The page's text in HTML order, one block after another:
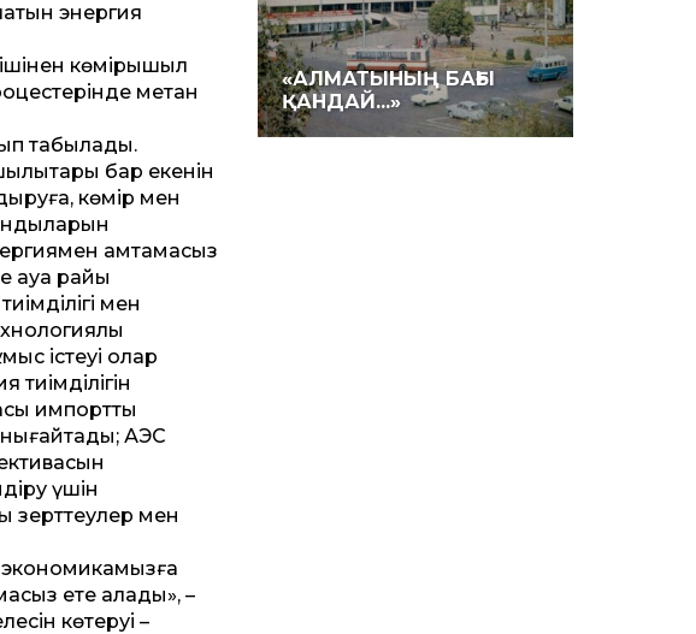
энергия
көмірқышқыл
метан
табылады.
бар екенін
көмір мен
қамтамасыз
ауа райы
мен
істеуі олар
импорттық
нығайтады; АЭС
үшін
зерт­теулер мен
ете алады», –
көтеруі –
«АЛМАТЫНЫҢ БАҒЫ
ҚАНДАЙ...»